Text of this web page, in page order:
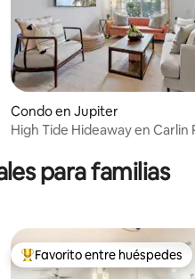
promedio: 5 de 5, 43
Condo en Jupiter
High Tide Hideaway en Carlin
para familias
Favorito entre huéspedes
Favorito entre huéspedes